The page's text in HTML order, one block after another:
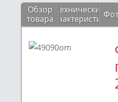
Обзор
товара
Технические
характеристики